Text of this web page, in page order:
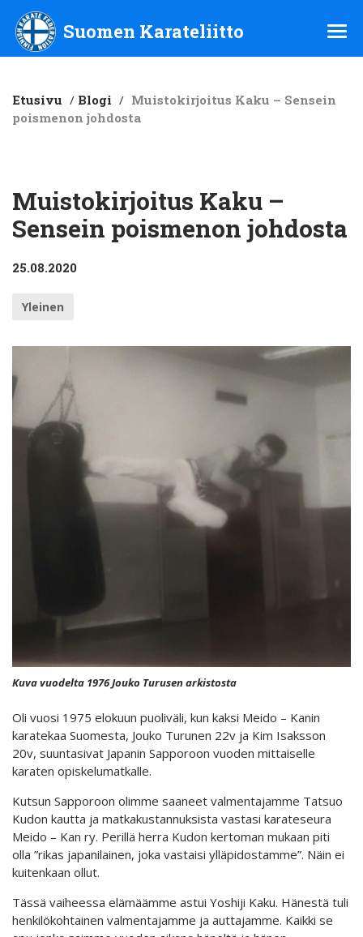
Suomen Karateliitto ry
Suomen Karateliitto
Etusivu / Blogi / Muistokirjoitus Kaku – Sensein
poismenon johdosta
Muistokirjoitus Kaku –
Sensein poismenon johdosta
25.08.2020
Yleinen
Kuva vuodelta 1976 Jouko Turusen arkistosta
Oli vuosi 1975 elokuun puoliväli, kun kaksi Meido – Kanin
karatekaa Suomesta, Jouko Turunen 22v ja Kim Isaksson
20v, suuntasivat Japanin Sapporoon vuoden mittaiselle
karaten opiskelumatkalle.
Kutsun Sapporoon olimme saaneet valmentajamme Tatsuo
Kudon kautta ja matkakustannuksista vastasi karateseura
Meido – Kan ry. Perillä herra Kudon kertoman mukaan piti
olla ”rikas japanilainen, joka vastaisi ylläpidostamme”. Näin ei
kuitenkaan ollut.
Tässä vaiheessa elämäämme astui Yoshiji Kaku. Hänestä tuli
henkilökohtainen valmentajamme ja auttajamme. Kaikki se